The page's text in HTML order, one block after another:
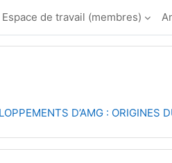
Espace de travail (membres)
D’AMG : ORIGINES